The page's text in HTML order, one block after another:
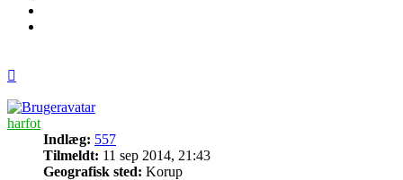
harfot
Indlæg: 557
Tilmeldt: 11 sep 2014, 21:43
Geografisk sted: Korup